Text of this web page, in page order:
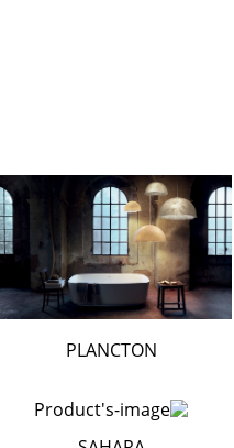
PLANCTON